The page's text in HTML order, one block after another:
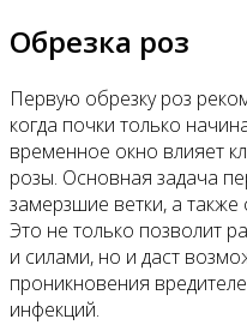
Обрезка роз
Первую обрезку роз
когда почки только
временное окно влияет
розы. Основная задача
замерзшие ветки, а
Это не только позволит
и силами, но и даст
проникновения
инфекций.